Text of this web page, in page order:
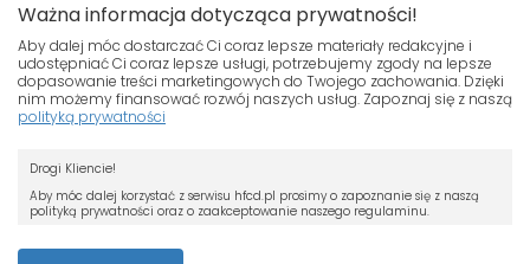
© HFCD - HF Centrum Dystrybucyjne- Wszelkie prawa
zapisywane na Twoim dysku zmień
ustawienia swojej przeglądarki.
Ważna informacja dotycząca prywatności!
Aby dalej móc dostarczać Ci coraz lepsze materiały redakcyjne i
udostępniać Ci coraz lepsze usługi, potrzebujemy zgody na lepsze
dopasowanie treści marketingowych do Twojego zachowania. Dzięki
nim możemy finansować rozwój naszych usług. Zapoznaj się z naszą
polityką prywatności
Drogi Kliencie!
Aby móc dalej korzystać z serwisu hfcd.pl prosimy o zapoznanie się z naszą
polityką prywatności oraz o zaakceptowanie naszego regulaminu.